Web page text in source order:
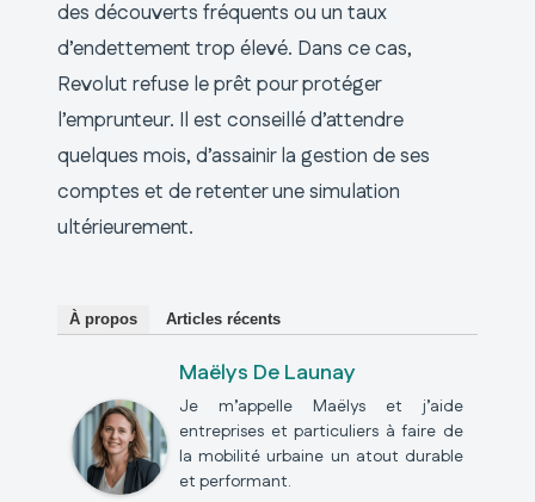
des découverts fréquents ou un taux
d’endettement trop élevé. Dans ce cas,
Revolut refuse le prêt pour protéger
l’emprunteur. Il est conseillé d’attendre
quelques mois, d’assainir la gestion de ses
comptes et de retenter une simulation
ultérieurement.
À propos Articles récents
Maëlys De Launay
Je m’appelle Maëlys et j’aide
entreprises et particuliers à faire de
la mobilité urbaine un atout durable
et performant.